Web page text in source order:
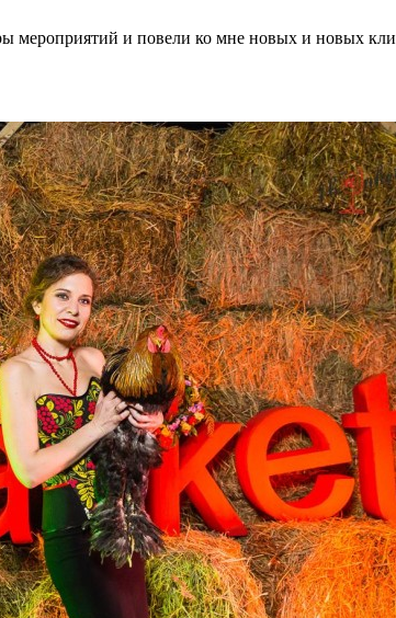
мероприятий и повели ко мне новых и новых